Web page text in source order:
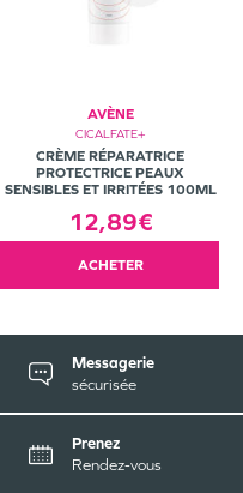
AVÈNE
CICALFATE+
CRÈME RÉPARATRICE
PROTECTRICE PEAUX
SENSIBLES ET IRRITÉES 100ML
12,89€
ACHETER
Messagerie
sécurisée
Prenez
Rendez-vous